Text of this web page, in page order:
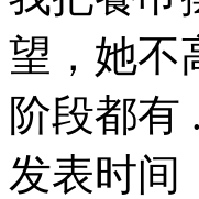
望，她不
阶段都有
发表时间